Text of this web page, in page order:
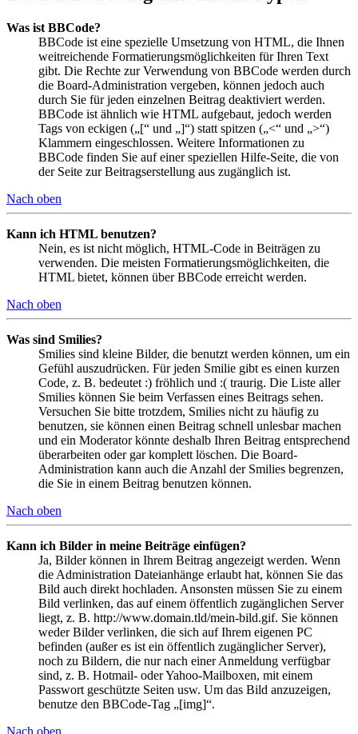
Was ist BBCode?
BBCode ist eine spezielle Umsetzung von HTML, die Ihnen
weitreichende Formatierungsmöglichkeiten für Ihren Text
gibt. Die Rechte zur Verwendung von BBCode werden durch
die Board-Administration vergeben, können jedoch auch
durch Sie für jeden einzelnen Beitrag deaktiviert werden.
BBCode ist ähnlich wie HTML aufgebaut, jedoch werden
Tags von eckigen („[“ und „]“) statt spitzen („<“ und „>“)
Klammern eingeschlossen. Weitere Informationen zu
BBCode finden Sie auf einer speziellen Hilfe-Seite, die von
der Seite zur Beitragserstellung aus zugänglich ist.
Nach oben
Kann ich HTML benutzen?
Nein, es ist nicht möglich, HTML-Code in Beiträgen zu
verwenden. Die meisten Formatierungsmöglichkeiten, die
HTML bietet, können über BBCode erreicht werden.
Nach oben
Was sind Smilies?
Smilies sind kleine Bilder, die benutzt werden können, um ein
Gefühl auszudrücken. Für jeden Smilie gibt es einen kurzen
Code, z. B. bedeutet :) fröhlich und :( traurig. Die Liste aller
Smilies können Sie beim Verfassen eines Beitrags sehen.
Versuchen Sie bitte trotzdem, Smilies nicht zu häufig zu
benutzen, sie können einen Beitrag schnell unlesbar machen
und ein Moderator könnte deshalb Ihren Beitrag entsprechend
überarbeiten oder gar komplett löschen. Die Board-
Administration kann auch die Anzahl der Smilies begrenzen,
die Sie in einem Beitrag benutzen können.
Nach oben
Kann ich Bilder in meine Beiträge einfügen?
Ja, Bilder können in Ihrem Beitrag angezeigt werden. Wenn
die Administration Dateianhänge erlaubt hat, können Sie das
Bild auch direkt hochladen. Ansonsten müssen Sie zu einem
Bild verlinken, das auf einem öffentlich zugänglichen Server
liegt, z. B. http://www.domain.tld/mein-bild.gif. Sie können
weder Bilder verlinken, die sich auf Ihrem eigenen PC
befinden (außer es ist ein öffentlich zugänglicher Server),
noch zu Bildern, die nur nach einer Anmeldung verfügbar
sind, z. B. Hotmail- oder Yahoo-Mailboxen, mit einem
Passwort geschützte Seiten usw. Um das Bild anzuzeigen,
benutze den BBCode-Tag „[img]“.
Nach oben